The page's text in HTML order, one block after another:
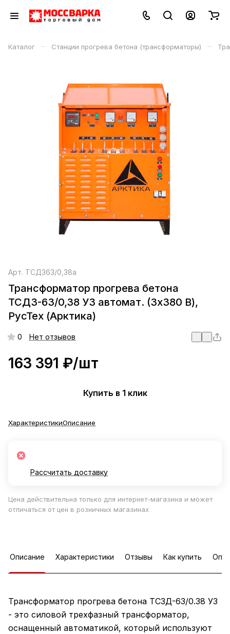
Каталог – Станции прогрева бетона (трансформаторы) –
Арт. ТСДЗ63/0,38а
Трансформатор прогрева бетона
ТСДЗ-63/0,38 У3 автомат. (3х380 В),
РусТех (Арктика)
0 Нет отзывов
163 391 ₽/шт
Купить в 1 клик
ХарактеристикиОписание
Рассчитать доставку
Цена действительна только для интернет-магазина и может
отличаться от цен в розничных магазинах
Описание Характеристики Отзывы Как купить
Трансформатор прогрева бетона ТСЗД-63/0.38 УЗ
- это силовой трехфазный трансформатор,
оснащенный автоматикой, который используют